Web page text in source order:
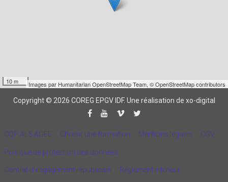
10 m Images par Humanitarian OpenStreetMap Team, © OpenStreetMap contributors
Copyright © 2026 COREG EPGV IDF. Une réalisation de xo-digital
CQP ALS AGEE Choisir une formation Mentions légales CGV
Politique de protection des données
Contrat d'engagement républicain Règlement intérieur